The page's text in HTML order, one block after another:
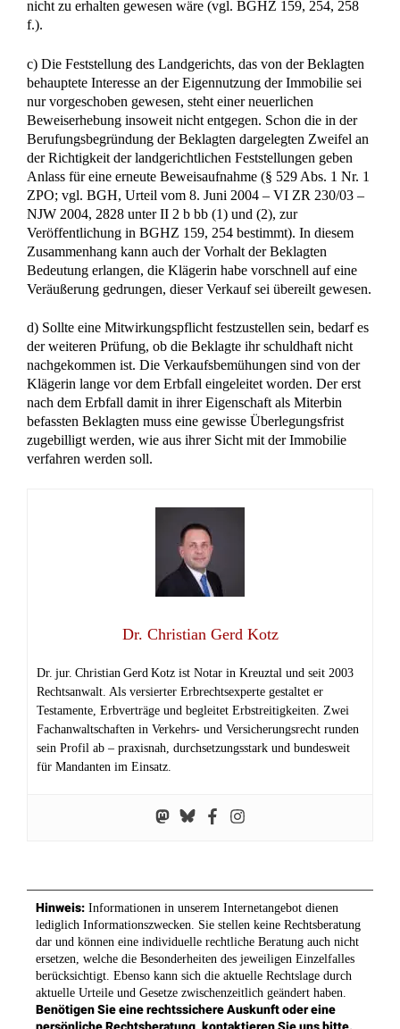
Wissenswertes aus dem Erbrecht einfach
erklärt
Haus überschreiben als Schenkung – Was bei
Hausüberschreibung beachtet werden muss
Ein Haus zu Lebzeiten übertragen: Die Schenkung als
Menschen weit mehr als nur ein Dach über dem Kopf. Es ist
ein Ort voller Erinnerungen, ein Symbol für Sicherheit und
oft auch ein wichtiger Bestandteil des Familienvermögens.
Doch was passiert mit diesem wertvollen Besitz, wenn man
die Verteilung des Vermögens. Ein System von Ordnungen
bestimmt die Erben und ihre Anteile, wobei Ehepartner eine
Sonderrolle einnehmen.